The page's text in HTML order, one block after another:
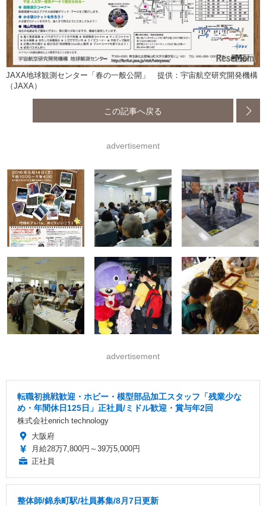
JAXA地球観測センター「春の一般公開」 提供：宇宙航空研究開発機構
（JAXA）
この記事へ戻る
advertisement
advertisement
転職初挑戦歓迎・ホビー・模型部品加工スタッフ「残業少な
め・年間休日125日」正社員/ミドル歓迎・賞与年2回
株式会社enrich technology
大阪府
月給28万7,800円～39万5,000円
正社員
整体師/錦糸町駅/社員募集/8月7日更新